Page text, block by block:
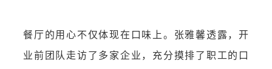
餐厅的用心不仅体现在口味上。张雅馨透露，开
业前团队走访了多家企业，充分摸排了职工的口